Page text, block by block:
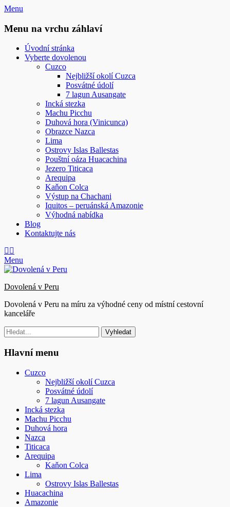
Přejít
obsahu
Menu
Menu na vrchu záhlaví
Úvodní stránka
Vyberte dovolenou
Cuzco
Nejbližší okolí Cuzca
Posvátné údolí
7 lagun Ausangate
Incká stezka
Machu Picchu
Duhová hora (Vinicunca)
Obrazce Nazca
Lima
Ostrovy Islas Ballestas
Pouštní oáza Huacachina
Jezero Titicaca
Arequipa
Kaňon Colca
Výstup na Chachani
Iquitos – peruánská Amazonie
Výhodná nabídka
Blog
Kontaktujte nás
E-
mail
Menu
Dovolená v Peru
Dovolená v Peru na míru za výhodné ceny od místní cestovní
kanceláře
Hledat:
Hlavní menu
Cuzco
Nejbližší okolí Cuzca
Posvátné údolí
7 lagun Ausangate
Incká stezka
Machu Picchu
Duhová hora
Nazca
Titicaca
Arequipa
Kaňon Colca
Lima
Ostrovy Islas Ballestas
Huacachina
Amazonie